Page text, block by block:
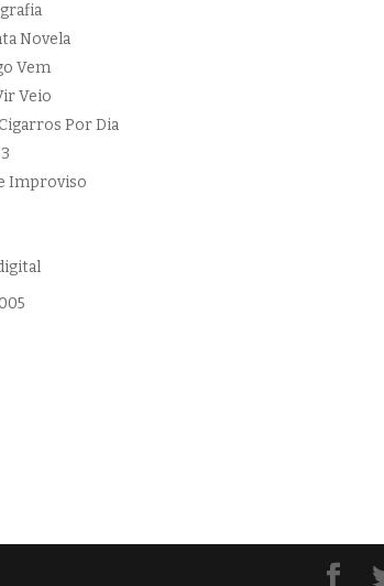
Novela
Vem
Veio
Por Dia
Improviso